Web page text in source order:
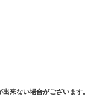
来ない場合がございます。